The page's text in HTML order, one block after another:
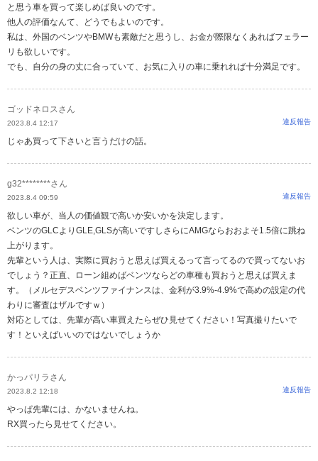
と思う車を買って楽しめば良いのです。
他人の評価なんて、どうでもよいのです。
私は、外国のベンツやBMWも素敵だと思うし、お金が際限なくあればフェラー
リも欲しいです。
でも、自分の身の丈に合っていて、お気に入りの車に乗れれば十分満足です。
ゴッドネロスさん
2023.8.4 12:17 違反報告
じゃあ買って下さいと言うだけの話。
g32********さん
2023.8.4 09:59 違反報告
欲しい車が、当人の価値観で高いか安いかを決定します。
ベンツのGLCよりGLE,GLSが高いですしさらにAMGならおおよそ1.5倍に跳ね
上がります。
先輩という人は、実際に買おうと思えば買えるって言ってるので買ってないお
でしょう？正直、ローン組めばベンツならどの車種も買おうと思えば買えま
す。（メルセデスベンツファイナンスは、金利が3.9%-4.9%で高めの設定の代
わりに審査はザルですｗ）
対応としては、先輩が高い車買えたらぜひ見せてください！写真撮りたいで
す！といえばいいのではないでしょうか
かっパリラさん
2023.8.2 12:18 違反報告
やっぱ先輩には、かないませんね。
RX買ったら見せてください。